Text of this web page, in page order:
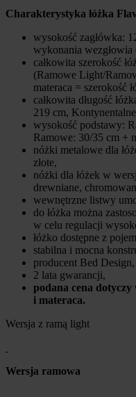
Charakterystyka łóżka
wysokość zagłówka:
wykonania
całkowita szerokość
(Ramowe Light/
materaca = szerokość
całkowita długość
219 cm,
wysokość podstawy:
Ramowe: 30/35 cm +
nóżki metalowe dla
złote,
nóżki dla łóżek w
drewniane,
wewnętrzne listwy
do łóżka można
w celu regulacji
łóżko dostępne z
stabilna i mocna
producent Bed Design,
2 lata gwarancji,
podana cena dotyczy
i materaca.
Wersja z ramą light
Wersja ramowa